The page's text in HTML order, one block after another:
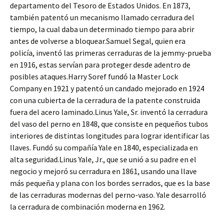
departamento del Tesoro de Estados Unidos. En 1873,
también patentó un mecanismo llamado cerradura del
tiempo, la cual daba un determinado tiempo para abrir
antes de volverse a bloquear.Samuel Segal, quien era
policía, inventó las primeras cerraduras de la jemmy-prueba
en 1916, estas servían para proteger desde adentro de
posibles ataques.Harry Soref fundó la Master Lock
Company en 1921 y patentó un candado mejorado en 1924
con una cubierta de la cerradura de la patente construida
fuera del acero laminado.Linus Yale, Sr. inventó la cerradura
del vaso del perno en 1848, que consiste en pequeños tubos
interiores de distintas longitudes para lograr identificar las
llaves. Fundó su compañía Yale en 1840, especializada en
alta seguridad.Linus Yale, Jr., que se unió a su padre en el
negocio y mejoró su cerradura en 1861, usando una llave
más pequeña y plana con los bordes serrados, que es la base
de las cerraduras modernas del perno-vaso. Yale desarrolló
la cerradura de combinación moderna en 1962.